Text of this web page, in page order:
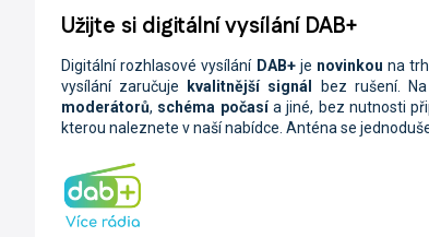
Užijte si digitální vysílání DAB+
Digitální rozhlasové vysílání DAB+ je novinkou na
vysílání zaručuje
kvalitnější signál bez rušení.
moderátorů, schéma počasía jiné, bez nutnosti
kterou naleznete v naší nabídce. Anténa se